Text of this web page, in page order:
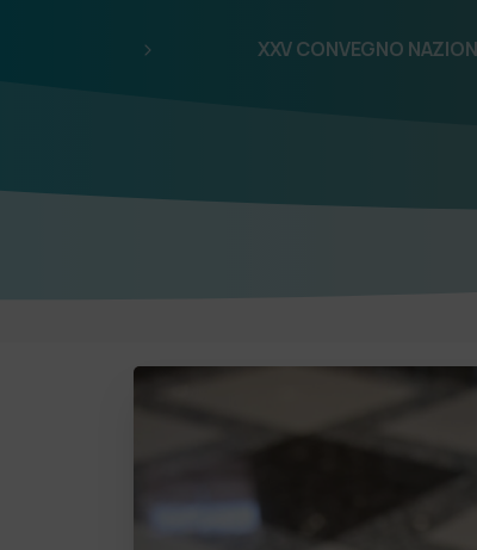
XXV CONVEGNO